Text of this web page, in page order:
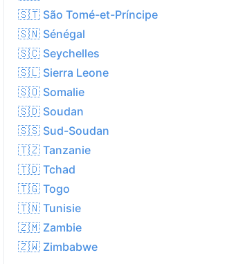
06:27 AM
06:43 PM
Waxing
Crescent
22 23
🇸🇹 São Tomé-et-Príncipe
🇸🇳 Sénégal
🇸🇨 Seychelles
🇸🇱 Sierra Leone
🇸🇴 Somalie
🇸🇩 Soudan
🇸🇸 Sud-Soudan
🇹🇿 Tanzanie
🇹🇩 Tchad
🇹🇬 Togo
🇹🇳 Tunisie
🇿🇲 Zambie
🇿🇼 Zimbabwe